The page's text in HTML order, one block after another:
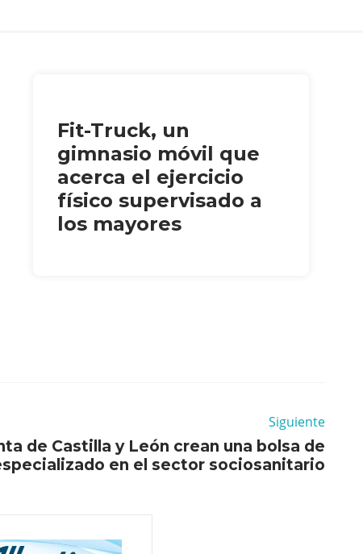
Fit-Truck, un
gimnasio móvil que
acerca el ejercicio
físico supervisado a
los mayores
Siguiente
de Castilla y León crean una bolsa de
en el sector sociosanitario